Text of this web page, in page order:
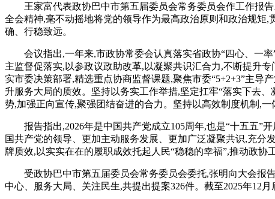
王家富代表政协巴中市第五届委员会常务委员会作工作报
全会精神,毫不动摇地将党的领导作为最高政治原则和政治规矩
确、行稳致远。
会议指出,一年来,市政协常委会认真落实省政协“四心、一
主监督促落实,以参政议政助改革,以凝聚共识汇合力,不断提升
实市委决策部署,精选重点协商监督课题,聚焦市委“5+2+3”主导
升服务大局的质效。坚持以务实工作举措,坚定扛牢“落实下去
势,加强正向宣传,聚强团结奋进的合力。坚持以高效制度机制,
报告指出,2026年是中国共产党成立105周年,也是“十五五”
国共产党的领导、更加主动服务发展、更加广泛凝聚共识,充分
牌质效,以实实在在的履职成效托起人民“稳稳的幸福”,推动政
受政协巴中市第五届委员会常务委员会委托,张明向大会报
中心、服务大局、关注民生,共提出提案326件。截至2025年12月